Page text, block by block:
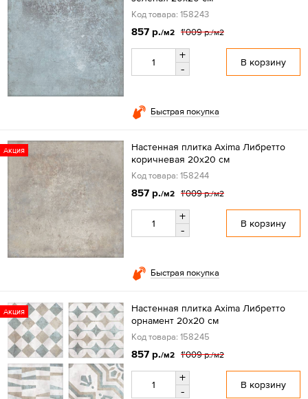
Код товара: 158243
857 р./м2 1'009 р./м2
+
-
В корзину
Быстрая покупка
Акция
Настенная плитка Axima Либретто
коричневая 20x20 см
Код товара: 158244
857 р./м2 1'009 р./м2
+
-
В корзину
Быстрая покупка
Акция
Настенная плитка Axima Либретто
орнамент 20x20 см
Код товара: 158245
857 р./м2 1'009 р./м2
+
-
В корзину